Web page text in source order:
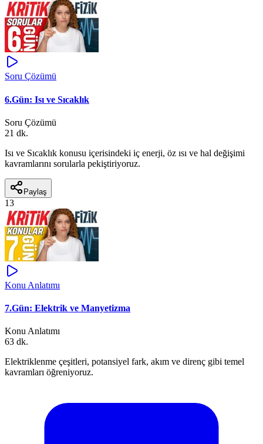
Soru Çözümü
6.Gün: Isı ve Sıcaklık
Soru Çözümü
21 dk.
Isı ve Sıcaklık konusu içerisindeki iç enerji, öz ısı ve hal değişimi
kavramlarını sorularla pekiştiriyoruz.
Paylaş
13
Konu Anlatımı
7.Gün: Elektrik ve Manyetizma
Konu Anlatımı
63 dk.
Elektriklenme çeşitleri, potansiyel fark, akım ve direnç gibi temel
kavramları öğreniyoruz.